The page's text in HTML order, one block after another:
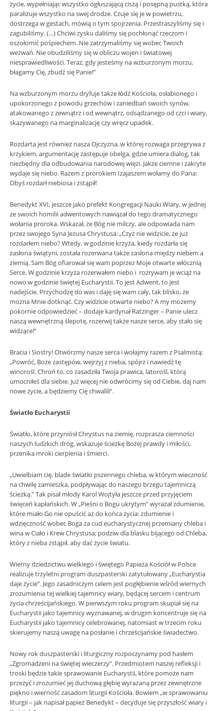
życie, wypełniając wszystko ogłuszającą ciszą i posępną pustką, która
paraliżuje wszystko na swej drodze. Czuje się je w powietrzu,
dostrzega w gestach, mówią o tym spojrzenia. Przestraszyliśmy się i
zagubiliśmy. (…) Chciwi zysku daliśmy się pochłonąć rzeczom i
oszołomić pośpiechem. Nie zatrzymaliśmy się wobec Twoich
wezwań. Nie obudziliśmy się w obliczu wojen i światowej
niesprawiedliwości. Teraz, gdy jesteśmy na wzburzonym morzu,
błagamy Cię, zbudź się Panie!”
Na wzburzonym morzu dryfuje także łódź Kościoła, osłabionego i
upokorzonego z powodu grzechów i zaniedbań swoich synów,
atakowanego z zewnątrz i od wewnątrz, odsądzanego od czci i wiary,
skazywanego na marginalizację czy wręcz upadek.
Rozdarta jest również nasza Ojczyzna, w której rozwaga przegrywa z
krzykiem, argumentację zastępuje obelga, gdzie umiera dialog, tak
niezbędny dla odbudowania narodowej więzi. Jakże ciemne i zakryte
wydaje się niebo. Razem z prorokiem Izajaszem wołamy do Pana:
Obyś rozdarł niebiosa i zstąpił!
Benedykt XVI, jeszcze jako prefekt Kongregacji Nauki Wiary, w jednej
ze swoich homilii adwentowych nawiązał do tego dramatycznego
wołania proroka. Wskazał, że Bóg nie milczy, ale odpowiada nam
przez swojego Syna Jezusa Chrystusa: „Czyż nie widzicie, że już
rozdarłem niebo? Wtedy, w godzinie krzyża, kiedy rozdarła się
zasłona świątyni, została rozerwana także zasłona między niebem a
ziemią. Sam Bóg ofiarował się wam poprzez Moje otwarte włócznią
Serce. W godzinie krzyża rozerwałem niebo i rozrywam je wciąż na
nowo w godzinie świętej Eucharystii. To jest Adwent, to jest
nadejście. Przychodzę do was i daję się wam cały, tak blisko, że
można Mnie dotknąć. Czy widzicie otwarte niebo? A my możemy
pokornie odpowiedzieć – dodaje kardynał Ratzinger – Panie ulecz
naszą wewnętrzną ślepotę, rozerwij także nasze serce, aby stało się
widzące!”
Bracia i Siostry! Otwórzmy nasze serca i wołajmy razem z Psalmistą:
„Powróć, Boże zastępów, wejrzyj z nieba, spójrz i nawiedź tę
winorośl. Chroń to, co zasadziła Twoja prawica, latorośl, którą
umocniłeś dla siebie. Już więcej nie odwrócimy się od Ciebie, daj nam
nowe życie, a będziemy Cię chwalili”.
Światło Eucharystii
Światło, które przyniósł Chrystus na ziemię, rozprasza ciemności
naszych ludzkich dróg, wskazuje ścieżkę Bożej prawdy i miłości,
przenika mroki cierpienia i śmierci.
„Uwielbiam cię, blade światło pszennego chleba, w którym wieczność
na chwilę zamieszka, podpływając do naszego brzegu tajemniczą
ścieżką.” Tak pisał młody Karol Wojtyła jeszcze przed przyjęciem
święceń kapłańskich. W „Pieśni o Bogu ukrytym” wyrażał zdumienie,
które miało Go nie opuścić aż do końca życia: zdumienie i
wdzięczność wobec Boga za cud eucharystycznej przemiany chleba i
wina w Ciało i Krew Chrystusa; podziw dla blasku bijącego od Chleba,
który z nieba zstąpił, aby dać życie światu.
Wierny dziedzictwu wielkiego i świętego Papieża Kościół w Polsce
realizuje trzyletni program duszpasterski zatytułowany „Eucharystia
daje życie”. Jego zasadniczym celem jest pogłębienie wśród wiernych
zrozumienia tej wielkiej tajemnicy wiary, będącej sercem i centrum
życia chrześcijańskiego. W pierwszym roku program skupiał się na
Eucharystii jako tajemnicy wyznawanej, w drugim koncentruje się na
Eucharystii jako tajemnicy celebrowanej, natomiast w trzecim roku
skierujemy naszą uwagę na posłanie i chrześcijańskie świadectwo.
Nowy rok duszpasterski i liturgiczny rozpoczynamy pod hasłem
„Zgromadzeni na świętej wieczerzy”. Przedmiotem naszej refleksji i
troski będzie takie sprawowanie Eucharystii, które pomoże nam
przeżyć i zrozumieć jej duchową głębię wyrażaną przez zewnętrzne
piękno i wierność zasadom liturgii Kościoła. Bowiem „w sprawowaniu
liturgii – jak napisał papież Benedykt – decyduje się przyszłość wiary i